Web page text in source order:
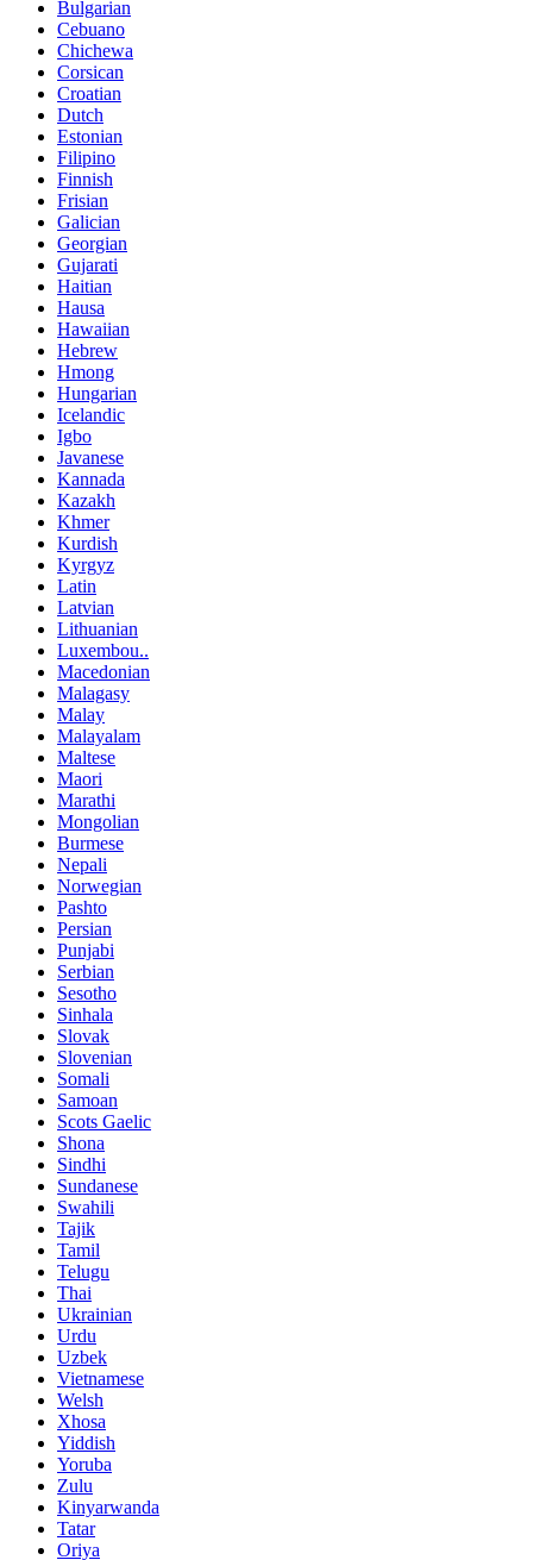
Bulgarian
Cebuano
Chichewa
Corsican
Croatian
Dutch
Estonian
Filipino
Finnish
Frisian
Galician
Georgian
Gujarati
Haitian
Hausa
Hawaiian
Hebrew
Hmong
Hungarian
Icelandic
Igbo
Javanese
Kannada
Kazakh
Khmer
Kurdish
Kyrgyz
Latin
Latvian
Lithuanian
Luxembou..
Macedonian
Malagasy
Malay
Malayalam
Maltese
Maori
Marathi
Mongolian
Burmese
Nepali
Norwegian
Pashto
Persian
Punjabi
Serbian
Sesotho
Sinhala
Slovak
Slovenian
Somali
Samoan
Scots Gaelic
Shona
Sindhi
Sundanese
Swahili
Tajik
Tamil
Telugu
Thai
Ukrainian
Urdu
Uzbek
Vietnamese
Welsh
Xhosa
Yiddish
Yoruba
Zulu
Kinyarwanda
Tatar
Oriya